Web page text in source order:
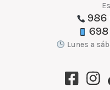
986
698
Lunes a